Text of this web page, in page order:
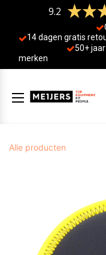
9.2
14 dagen gratis
50+ jaa
merken
Alle producten